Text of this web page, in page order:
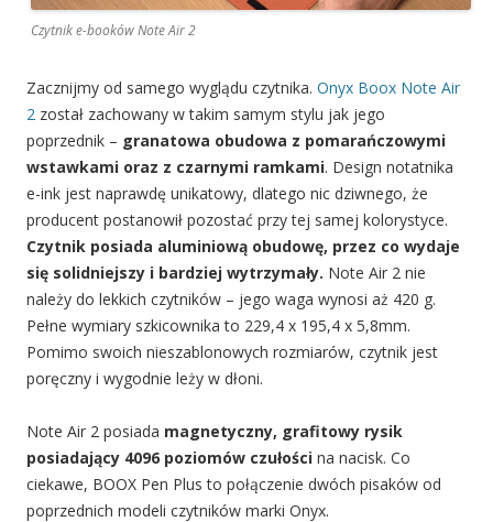
Czytnik e-booków Note Air 2
Zacznijmy od samego wyglądu czytnika. Onyx Boox Note Air
2 został zachowany w takim samym stylu jak jego
poprzednik – granatowa obudowa z pomarańczowymi
wstawkami oraz z czarnymi ramkami. Design notatnika
e-ink jest naprawdę unikatowy, dlatego nic dziwnego, że
producent postanowił pozostać przy tej samej kolorystyce.
Czytnik posiada aluminiową obudowę, przez co wydaje
się solidniejszy i bardziej wytrzymały. Note Air 2 nie
należy do lekkich czytników – jego waga wynosi aż 420 g.
Pełne wymiary szkicownika to 229,4 x 195,4 x 5,8mm.
Pomimo swoich nieszablonowych rozmiarów, czytnik jest
poręczny i wygodnie leży w dłoni.
Note Air 2 posiada magnetyczny, grafitowy rysik
posiadający 4096 poziomów czułości na nacisk. Co
ciekawe, BOOX Pen Plus to połączenie dwóch pisaków od
poprzednich modeli czytników marki Onyx.